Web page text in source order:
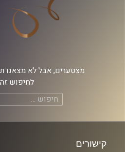
מצטערים, אבל לא מצאנו
לחיפוש
חיפוש:
קישורים